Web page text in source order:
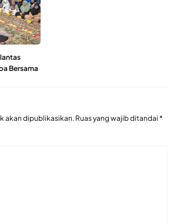
Bersama
akan dipublikasikan. Ruas yang wajib ditandai *